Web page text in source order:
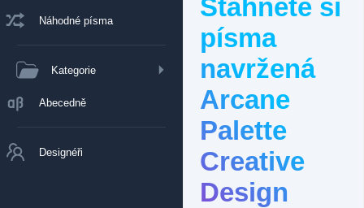
Náhodné písma
Kategorie
Abecedně
Designéři
Stáhněte si
písma
navržená
Arcane
Palette
Creative
Design